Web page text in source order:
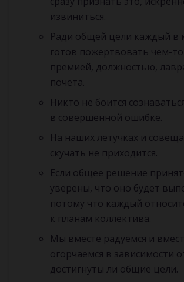
извиниться.
Ради общей цели каждый в
готов пожертвовать чем-
премией, должностью,
почета.
Никто не боится
в совершенной ошибке.
На наших летучках и
скучать не приходится.
Если общее решение
уверены, что оно будет
потому что каждый
к планам коллектива.
Мы вместе радуемся и
огорчаемся в зависимости
достигнуты ли общие цели.